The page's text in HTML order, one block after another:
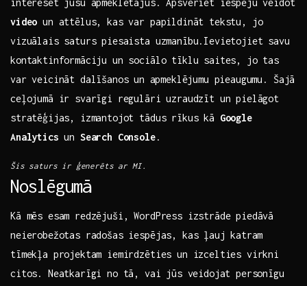
interesēt jūsu apmeklētājus. Apsveriet iespēju veidot
video un attēlus, kas var ​papildināt tekstu, jo
vizuālais saturs piesaista uzmanību.Ievietojiet savu
kontaktinformāciju un sociālo tīklu saites, jo tas
var veicināt dalīšanos⁣ un⁣ apmeklējumu pieaugumu. Šajā
ceļojumā ir svarīgi regulāri uzraudzīt un pielāgot
stratēģijas, izmantojot tādus rīkus kā Google
Analytics un Search Console.
Šis saturs ir ģenerēts‌ ar MI.
Noslēgumā
Kā mēs esam redzējuši, WordPress izstrāde piedāvā
neierobežotas radošas iespējas, kas ļauj⁢ katram
tīmekļa ‌projektam iemirdzēties un izcelties virkni
citos. Neatkarīgi no tā,⁣ vai jūs veidojat personīgu